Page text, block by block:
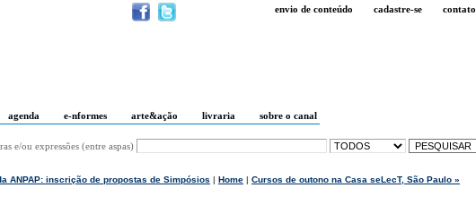
envio de conteúdo cadastre-se contato
agenda e-nformes arte&ação livraria sobre o canal
e/ou expressões (entre aspas)
ANPAP: inscrição de propostas de Simpósios | Home | Cursos de outono na Casa seLecT, São Paulo »